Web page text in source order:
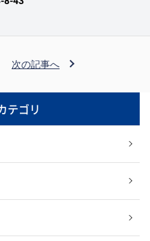
次の記事へ
テゴリ